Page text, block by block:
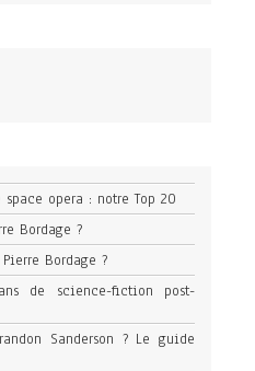
opera : notre Top 20
Bordage ?
Bordage ?
de science-fiction post-
Sanderson ? Le guide